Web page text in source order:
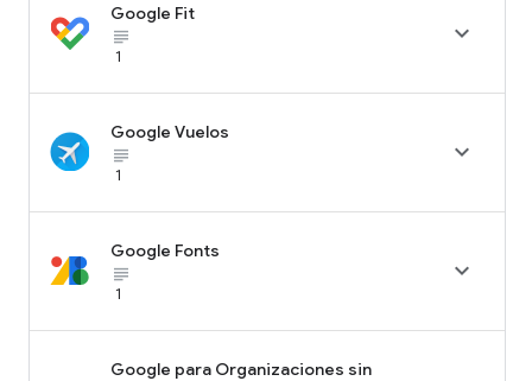
Google Fit
subject_black
1

Google Vuelos
subject_black
1

Google Fonts
subject_black
1

Google para Organizaciones sin